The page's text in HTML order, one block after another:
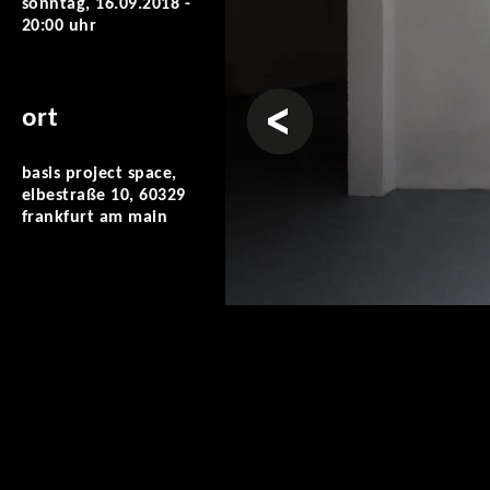
sonntag, 16.09.2018 -
20:00 uhr
ort
basis project space,
elbestraße 10, 60329
frankfurt am main